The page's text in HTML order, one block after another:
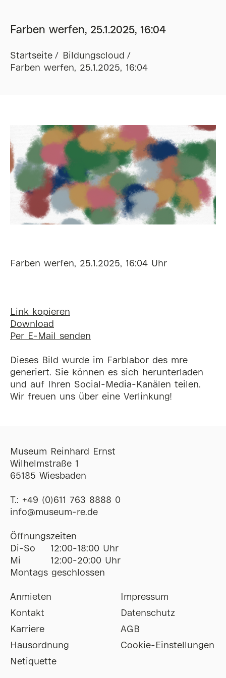
Farben werfen, 25.1.2025, 16:04
Startseite
Bildungscloud
Farben werfen, 25.1.2025, 16:04
Farben werfen, 25.1.2025, 16:04 Uhr
Link kopieren
Download
Per E-Mail senden
Dieses Bild wurde im Farblabor des mre
generiert. Sie können es sich herunterladen
und auf Ihren Social-Media-Kanälen teilen.
Wir freuen uns über eine Verlinkung!
Museum Reinhard Ernst
Wilhelmstraße 1
65185 Wiesbaden
T.: +49 (0)611 763 8888 0
ofni@museum-re de
Öffnungszeiten
Di-So
12:00-18:00 Uhr
Mi
12:00-20:00 Uhr
Montags geschlossen
Anmieten
Kontakt
Karriere
Hausordnung
Netiquette
Impressum
Datenschutz
AGB
Cookie-Einstellungen